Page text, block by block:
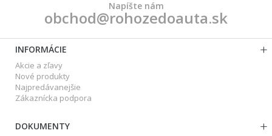
Napíšte nám
obchod@rohozedoauta.sk
INFORMÁCIE
Akcie a zľavy
Nové produkty
Najpredávanejšie
Zákaznícka podpora
DOKUMENTY